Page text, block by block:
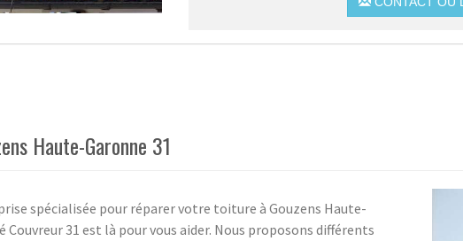
Haute-Garonne 31
spécialisée pour réparer votre toiture à Gouzens Haute-
Couvreur 31 est là pour vous aider. Nous proposons différents